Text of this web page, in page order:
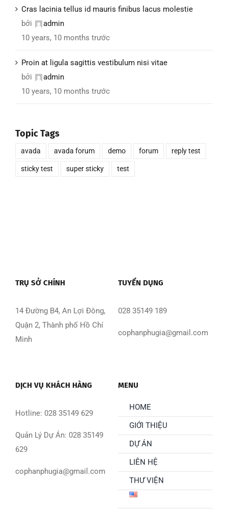
Cras lacinia tellus id mauris finibus lacus molestie
bởi
admin
10 years, 10 months trước
Proin at ligula sagittis vestibulum nisi vitae
bởi
admin
10 years, 10 months trước
Topic Tags
avada avada forum demo forum reply test
sticky test super sticky test
TRỤ SỞ CHÍNH
14 Đường B4, An Lợi Đông,
Quận 2, Thành phố Hồ Chí
Minh
TUYỂN DỤNG
028 35149 189
cophanphugia@gmail.com
DỊCH VỤ KHÁCH HÀNG
Hotline: 028 35149 629
Quản Lý Dự Án: 028 35149
629
cophanphugia@gmail.com
MENU
HOME
GIỚI THIỆU
DỰ ÁN
LIÊN HỆ
THƯ VIỆN